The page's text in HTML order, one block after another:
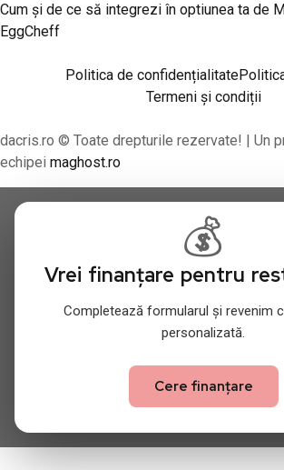
Cum și de ce să integrezi în optiunea ta de
EggCheff
Politica de confidențialitate
Termeni și condiții
dacris.ro © Toate drepturile rezervate! | Un
echipei maghost.ro
💰
Vrei finanțare pentru
Completează formularul și revenim
personalizată.
Cere finanțare